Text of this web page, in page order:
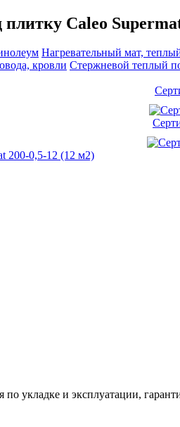
Caleo
Нагревательный мат,
кровли Cтержневой теплый
укладке и эксплуатации,